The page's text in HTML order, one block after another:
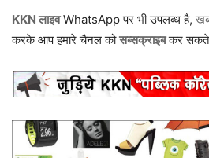
KKN लाइवWhatsApp पर भी उपलब्ध है,
करके आप हमारे चैनल कोसब्सक्राइबकर सकते